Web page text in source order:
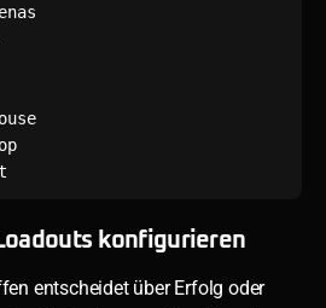
konfigurieren
entscheidet über Erfolg oder